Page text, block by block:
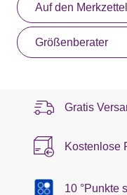
Auf den Merkzettel
Größenberater
Gratis
Kostenlose
10 °Punkte